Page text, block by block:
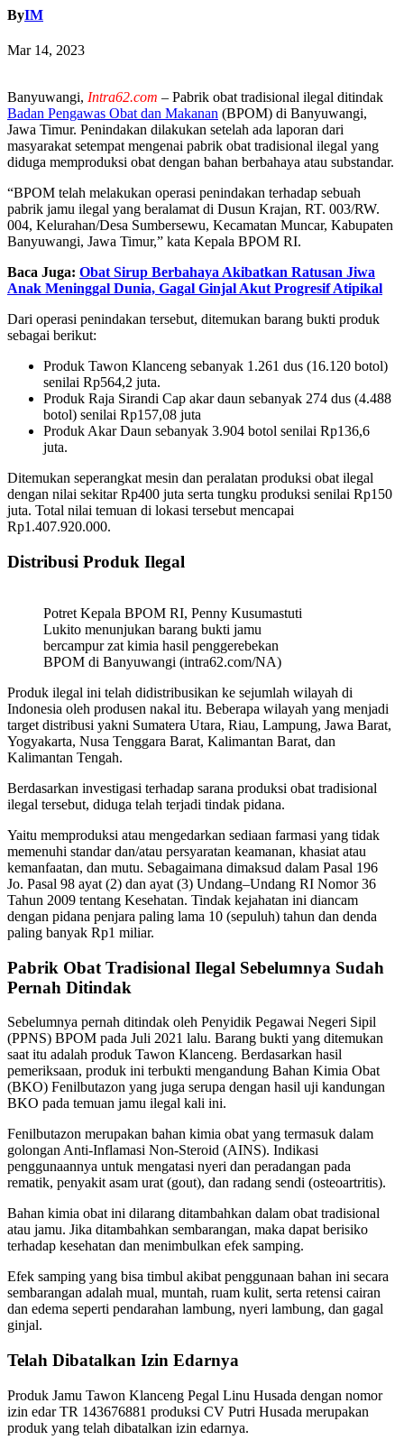
ByIM
Mar 14, 2023
Banyuwangi, Intra62.com – Pabrik obat tradisional ilegal ditindak
Badan Pengawas Obat dan Makanan (BPOM) di Banyuwangi,
Jawa Timur. Penindakan dilakukan setelah ada laporan dari
masyarakat setempat mengenai pabrik obat tradisional ilegal yang
diduga memproduksi obat dengan bahan berbahaya atau substandar.
“BPOM telah melakukan operasi penindakan terhadap sebuah
pabrik jamu ilegal yang beralamat di Dusun Krajan, RT. 003/RW.
004, Kelurahan/Desa Sumbersewu, Kecamatan Muncar, Kabupaten
Banyuwangi, Jawa Timur,” kata Kepala BPOM RI.
Baca Juga: Obat Sirup Berbahaya Akibatkan Ratusan Jiwa
Anak Meninggal Dunia, Gagal Ginjal Akut Progresif Atipikal
Dari operasi penindakan tersebut, ditemukan barang bukti produk
sebagai berikut:
Produk Tawon Klanceng sebanyak 1.261 dus (16.120 botol)
senilai Rp564,2 juta.
Produk Raja Sirandi Cap akar daun sebanyak 274 dus (4.488
botol) senilai Rp157,08 juta
Produk Akar Daun sebanyak 3.904 botol senilai Rp136,6
juta.
Ditemukan seperangkat mesin dan peralatan produksi obat ilegal
dengan nilai sekitar Rp400 juta serta tungku produksi senilai Rp150
juta. Total nilai temuan di lokasi tersebut mencapai
Rp1.407.920.000.
Distribusi Produk Ilegal
Potret Kepala BPOM RI, Penny Kusumastuti
Lukito menunjukan barang bukti jamu
bercampur zat kimia hasil penggerebekan
BPOM di Banyuwangi (intra62.com/NA)
Produk ilegal ini telah didistribusikan ke sejumlah wilayah di
Indonesia oleh produsen nakal itu. Beberapa wilayah yang menjadi
target distribusi yakni Sumatera Utara, Riau, Lampung, Jawa Barat,
Yogyakarta, Nusa Tenggara Barat, Kalimantan Barat, dan
Kalimantan Tengah.
Berdasarkan investigasi terhadap sarana produksi obat tradisional
ilegal tersebut, diduga telah terjadi tindak pidana.
Yaitu memproduksi atau mengedarkan sediaan farmasi yang tidak
memenuhi standar dan/atau persyaratan keamanan, khasiat atau
kemanfaatan, dan mutu. Sebagaimana dimaksud dalam Pasal 196
Jo. Pasal 98 ayat (2) dan ayat (3) Undang–Undang RI Nomor 36
Tahun 2009 tentang Kesehatan. Tindak kejahatan ini diancam
dengan pidana penjara paling lama 10 (sepuluh) tahun dan denda
paling banyak Rp1 miliar.
Pabrik Obat Tradisional Ilegal Sebelumnya Sudah
Pernah Ditindak
Sebelumnya pernah ditindak oleh Penyidik Pegawai Negeri Sipil
(PPNS) BPOM pada Juli 2021 lalu. Barang bukti yang ditemukan
saat itu adalah produk Tawon Klanceng. Berdasarkan hasil
pemeriksaan, produk ini terbukti mengandung Bahan Kimia Obat
(BKO) Fenilbutazon yang juga serupa dengan hasil uji kandungan
BKO pada temuan jamu ilegal kali ini.
Fenilbutazon merupakan bahan kimia obat yang termasuk dalam
golongan Anti-Inflamasi Non-Steroid (AINS). Indikasi
penggunaannya untuk mengatasi nyeri dan peradangan pada
rematik, penyakit asam urat (gout), dan radang sendi (osteoartritis).
Bahan kimia obat ini dilarang ditambahkan dalam obat tradisional
atau jamu. Jika ditambahkan sembarangan, maka dapat berisiko
terhadap kesehatan dan menimbulkan efek samping.
Efek samping yang bisa timbul akibat penggunaan bahan ini secara
sembarangan adalah mual, muntah, ruam kulit, serta retensi cairan
dan edema seperti pendarahan lambung, nyeri lambung, dan gagal
ginjal.
Telah Dibatalkan Izin Edarnya
Produk Jamu Tawon Klanceng Pegal Linu Husada dengan nomor
izin edar TR 143676881 produksi CV Putri Husada merupakan
produk yang telah dibatalkan izin edarnya.